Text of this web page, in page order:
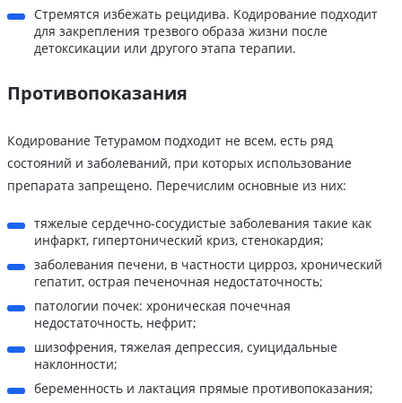
Стремятся избежать рецидива. Кодирование подходит
для закрепления трезвого образа жизни после
детоксикации или другого этапа терапии.
Противопоказания
Кодирование Тетурамом подходит не всем, есть ряд
состояний и заболеваний, при которых использование
препарата запрещено. Перечислим основные из них:
тяжелые сердечно-сосудистые заболевания такие как
инфаркт, гипертонический криз, стенокардия;
заболевания печени, в частности цирроз, хронический
гепатит, острая печеночная недостаточность;
патологии почек: хроническая почечная
недостаточность, нефрит;
шизофрения, тяжелая депрессия, суицидальные
наклонности;
беременность и лактация прямые противопоказания;